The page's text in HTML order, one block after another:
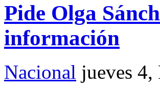
Pide Olga
información
Nacional jueves 4,